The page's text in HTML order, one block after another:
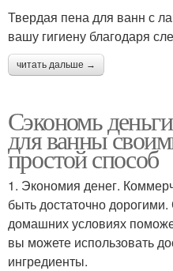
Твердая пена для ванн с
вашу гигиену благодаря
читать дальше →
Сэкономь
для ванны
простой способ
1. Экономия денег.
быть достаточно
домашних условиях
вы можете использовать
ингредиенты.